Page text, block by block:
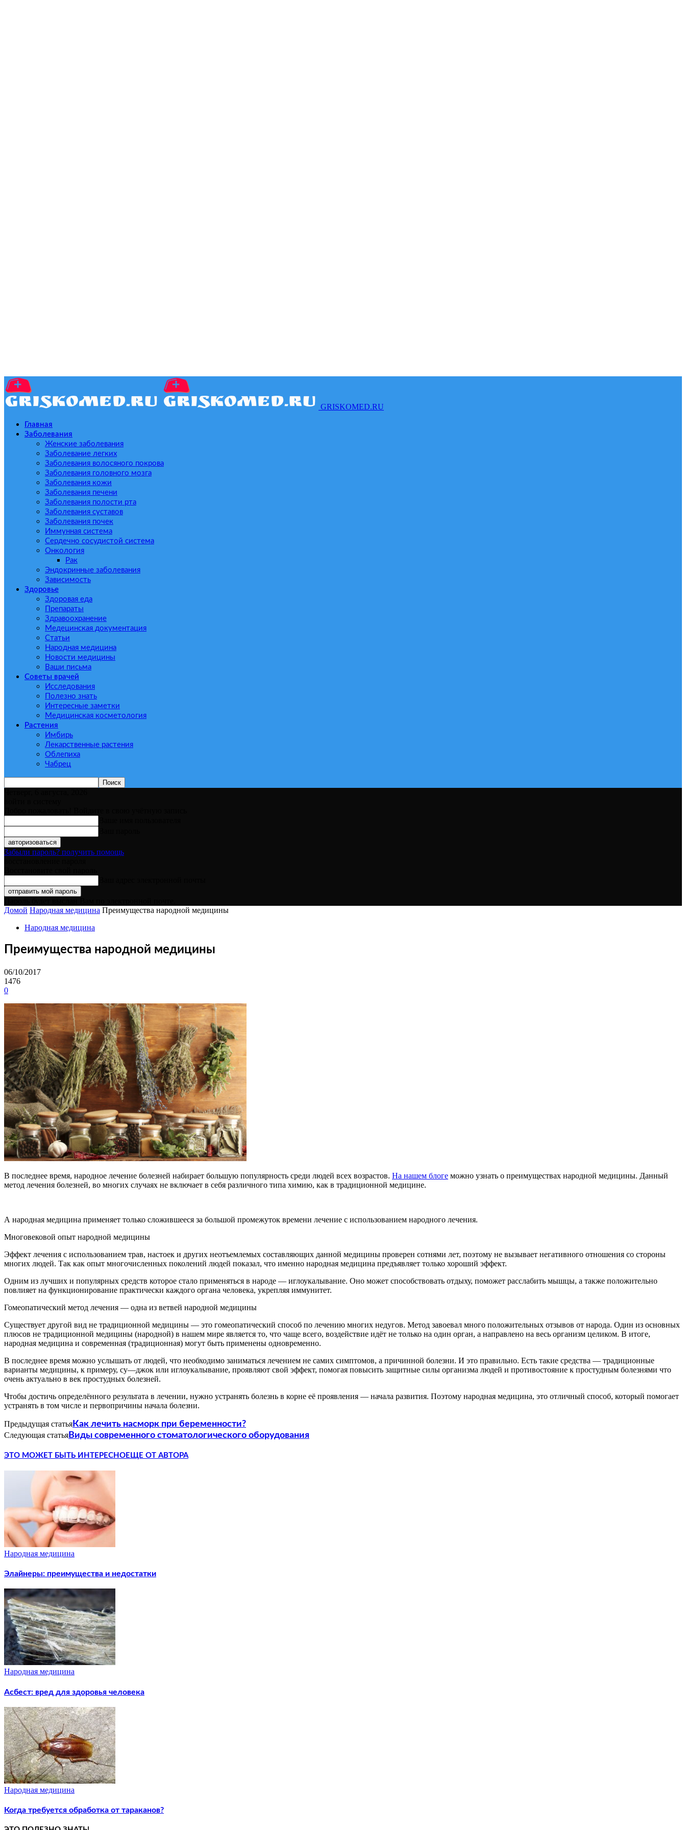
GRISKOMED.RU
Главная
Заболевания
Женские заболевания
Заболевание легких
Заболевания волосяного покрова
Заболевания головного мозга
Заболевания кожи
Заболевания печени
Заболевания полости рта
Заболевания суставов
Заболевания почек
Иммунная система
Сердечно сосудистой система
Онкология
Рак
Эндокринные заболевания
Зависимость
Здоровье
Здоровая еда
Препараты
Здравоохранение
Медецинская документация
Статьи
Народная медицина
Новости медицины
Ваши письма
Советы врачей
Исследования
Полезно знать
Интересные заметки
Медицинская косметология
Растения
Имбирь
Лекарственные растения
Облепиха
Чабрец
Забыли пароль? получить помощь
Домой Народная медицина Преимущества народной медицины
Народная медицина
Преимущества народной медицины
06/10/2017
1476
0
В последнее время, народное лечение болезней набирает большую популярность среди людей всех возрастов. На нашем блоге можно узнать о преимуществах народной медицины. Данный
метод лечения болезней, во многих случаях не включает в себя различного типа химию, как в традиционной медицине.
А народная медицина применяет только сложившееся за большой промежуток времени лечение с использованием народного лечения.
Многовековой опыт народной медицины
Эффект лечения с использованием трав, настоек и других неотъемлемых составляющих данной медицины проверен сотнями лет, поэтому не вызывает негативного отношения со стороны
многих людей. Так как опыт многочисленных поколений людей показал, что именно народная медицина предъявляет только хороший эффект.
Одним из лучших и популярных средств которое стало применяться в народе — иглоукалывание. Оно может способствовать отдыху, поможет расслабить мышцы, а также положительно
повлияет на функционирование практически каждого органа человека, укрепляя иммунитет.
Гомеопатический метод лечения — одна из ветвей народной медицины
Существует другой вид не традиционной медицины — это гомеопатический способ по лечению многих недугов. Метод завоевал много положительных отзывов от народа. Один из основных
плюсов не традиционной медицины (народной) в нашем мире является то, что чаще всего, воздействие идёт не только на один орган, а направлено на весь организм целиком. В итоге,
народная медицина и современная (традиционная) могут быть применены одновременно.
В последнее время можно услышать от людей, что необходимо заниматься лечением не самих симптомов, а причинной болезни. И это правильно. Есть такие средства — традиционные
варианты медицины, к примеру, су—джок или иглоукалывание, проявляют свой эффект, помогая повысить защитные силы организма людей и противостояние к простудным болезнями что
очень актуально в век простудных болезней.
Чтобы достичь определённого результата в лечении, нужно устранять болезнь в корне её проявления — начала развития. Поэтому народная медицина, это отличный способ, который помогает
устранять в том числе и первопричины начала болезни.
Предыдущая статьяКак лечить насморк при беременности?
Следующая статьяВиды современного стоматологического оборудования
ЭТО МОЖЕТ БЫТЬ ИНТЕРЕСНО ЕЩЕ ОТ АВТОРА
Народная медицина
Элайнеры: преимущества и недостатки
Народная медицина
Асбест: вред для здоровья человека
Народная медицина
Когда требуется обработка от тараканов?